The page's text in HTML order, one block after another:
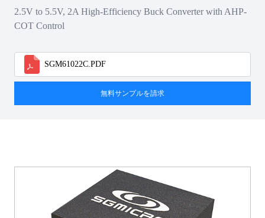
2.5V to 5.5V, 2A High-Efficiency Buck Converter with AHP-
COT Control
SGM61022C.PDF
無料サンプルを請求